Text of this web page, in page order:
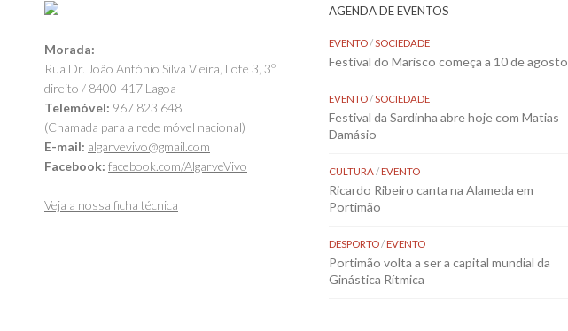
Morada:
Rua Dr. João António Silva Vieira, Lote 3, 3º
direito / 8400-417 Lagoa
Telemóvel: 967 823 648
(Chamada para a rede móvel nacional)
E-mail: algarvevivo@gmail.com
Facebook: facebook.com/AlgarveVivo
Veja a nossa ficha técnica
AGENDA DE EVENTOS
EVENTO/SOCIEDADE
Festival do Marisco começa a 10 de agosto
EVENTO/SOCIEDADE
Festival da Sardinha abre hoje com Matias
Damásio
CULTURA/EVENTO
Ricardo Ribeiro canta na Alameda em
Portimão
DESPORTO/EVENTO
Portimão volta a ser a capital mundial da
Ginástica Rítmica